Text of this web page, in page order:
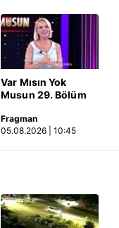
Var Mısın Yok
Musun 29. Bölüm
yayınlandı | Video
Fragman
05.08.2026 | 10:45